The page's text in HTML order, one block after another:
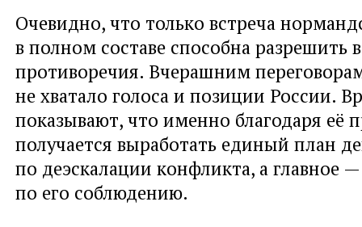
Очевидно, что только встреча
в полном составе способна разрешить
противоречия. Вчерашним
не хватало голоса и позиции России.
показывают, что именно благодаря её
получается выработать единый план
по деэскалации конфликта, а главное
по его соблюдению.